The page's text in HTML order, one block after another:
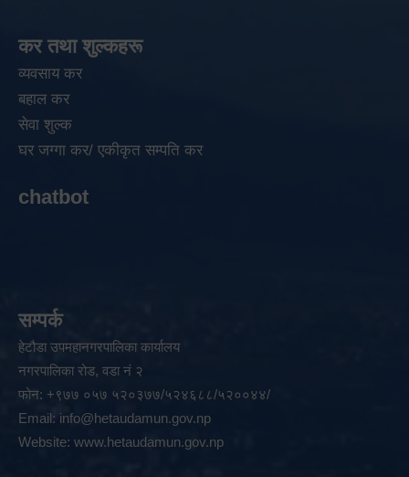
कर तथा शुल्कहरू
व्यवसाय कर
बहाल कर
सेवा शुल्क
घर जग्गा कर/ एकीकृत सम्पति कर
chatbot
सम्पर्क
हेटौडा उपमहानगरपालिका कार्यालय
नगरपालिका रोड, वडा नं २
फोन: +९७७ ०५७ ५२०३७७/५२४६८८/५२००४४/
Email: info@hetaudamun.gov.np
Website: www.hetaudamun.gov.np